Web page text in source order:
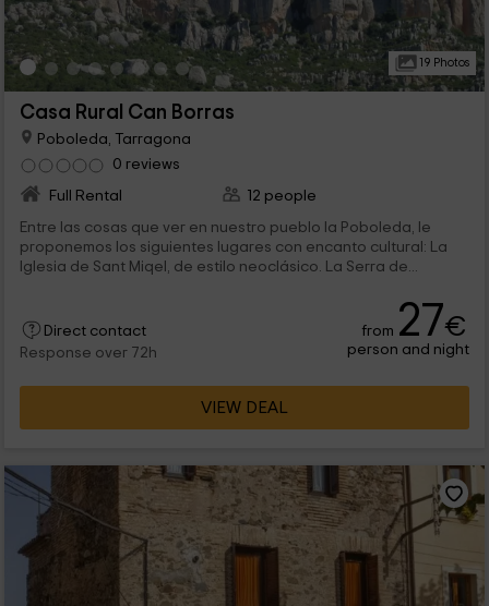
19 Photos
Casa Rural Can Borras
Poboleda, Tarragona
0 reviews
Full Rental
12 people
Entre las cosas que ver en nuestro pueblo la Poboleda, le
proponemos los siguientes lugares con encanto cultural: La
Iglesia de Sant Miqel, de estilo neoclásico. La Serra de...
Direct contact
Response over 72h
from 27€
person and night
VIEW DEAL